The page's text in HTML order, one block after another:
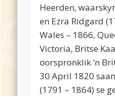
Heerden,
en Ezra Ridgard
Wales – 1866,
Victoria, Britse
oorspronklik ‘n
30 April 1820
(1791 – 1864) se